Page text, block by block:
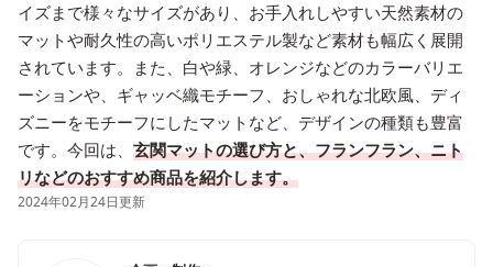
イズまで様々なサイズがあり、お手入れしやすい天然素材の
マットや耐久性の高いポリエステル製など素材も幅広く展開
されています。また、白や緑、オレンジなどのカラーバリエ
ーションや、ギャッベ織モチーフ、おしゃれな北欧風、ディ
ズニーをモチーフにしたマットなど、デザインの種類も豊富
です。今回は、 玄関マットの選び方と、フランフラン、ニト
リなどのおすすめ商品を紹介します。
2024年02月24日更新